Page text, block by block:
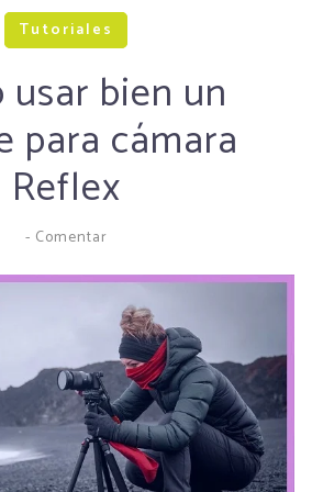
Tutoriales
usar bien un
para cámara
Reflex
- Comentar